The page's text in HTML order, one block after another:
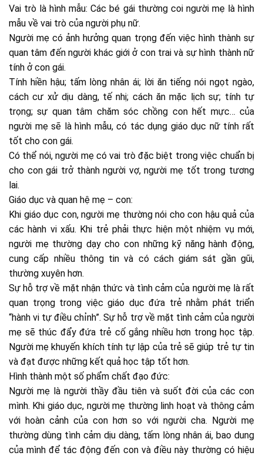
Vai trò là hình mẫu: Các bé gái thường coi người mẹ là hình
mẫu về vai trò của người phụ nữ.
Người mẹ có ảnh hưởng quan trọng đến việc hình thành sự
quan tâm đến người khác giới ở con trai và sự hình thành nữ
tính ở con gái.
Tính hiền hậu; tấm lòng nhân ái; lời ăn tiếng nói ngọt ngào,
cách cư xử dịu dàng, tế nhị; cách ăn mặc lịch sự; tính tự
trọng; sự quan tâm chăm sóc chồng con hết mực… của
người mẹ sẽ là hình mẫu, có tác dụng giáo dục nữ tính rất
tốt cho con gái.
Có thể nói, người mẹ có vai trò đặc biệt trong việc chuẩn bị
cho con gái trở thành người vợ, người mẹ tốt trong tương
lai.
Giáo dục và quan hệ mẹ – con:
Khi giáo dục con, người mẹ thường nói cho con hậu quả của
các hành vi xấu. Khi trẻ phải thực hiện một nhiệm vụ mới,
người mẹ thường dạy cho con những kỹ năng hành động,
cung cấp nhiều thông tin và có cách giám sát gần gũi,
thường xuyên hơn.
Sự hỗ trợ về mặt nhận thức và tình cảm của người mẹ là rất
quan trọng trong việc giáo dục đứa trẻ nhằm phát triển
“hành vi tự điều chỉnh”. Sự hỗ trợ về mặt tình cảm của người
mẹ sẽ thúc đẩy đứa trẻ cố gắng nhiều hơn trong học tập.
Người mẹ khuyến khích tính tự lập của trẻ sẽ giúp trẻ tự tin
và đạt được những kết quả học tập tốt hơn.
Hình thành một số phẩm chất đạo đức:
Người mẹ là người thầy đầu tiên và suốt đời của các con
mình. Khi giáo dục, người mẹ thường linh hoạt và thông cảm
với hoàn cảnh của con hơn so với người cha. Người mẹ
thường dùng tình cảm dịu dàng, tấm lòng nhân ái, bao dung
của mình để tác động đến con và điều này thường có hiệu